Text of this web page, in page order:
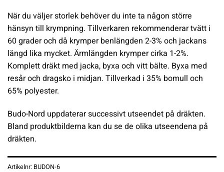
När du väljer storlek behöver du inte ta någon större
hänsyn till krympning. Tillverkaren rekommenderar tvätt i
60 grader och då krymper benlängden 2-3% och jackans
längd lika mycket. Ärmlängden krymper cirka 1-2%.
Komplett dräkt med jacka, byxa och vitt bälte. Byxa med
resår och dragsko i midjan. Tillverkad i 35% bomull och
65% polyester.
Budo-Nord uppdaterar successivt utseendet på dräkten.
Bland produktbilderna kan du se de olika utseendena på
dräkten.
Artikelnr: BUDON-6